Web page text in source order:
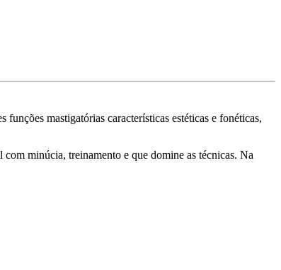
mastigatórias características estéticas e fonéticas,
minúcia, treinamento e que domine as técnicas. Na